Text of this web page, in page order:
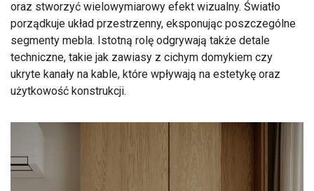
oraz stworzyć wielowymiarowy efekt wizualny. Światło
porządkuje układ przestrzenny, eksponując poszczególne
segmenty mebla. Istotną rolę odgrywają także detale
techniczne, takie jak zawiasy z cichym domykiem czy
ukryte kanały na kable, które wpływają na estetykę oraz
użytkowość konstrukcji.